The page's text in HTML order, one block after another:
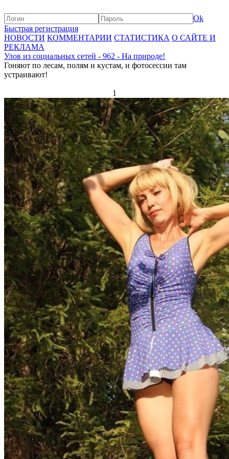
Ok
Быстрая регистрация
НОВОСТИ КОММЕНТАРИИ СТАТИСТИКА О САЙТЕ И
РЕКЛАМА
Улов из социальных сетей - 962 - На природе!
Гоняют по лесам, полям и кустам, и фотосессии там
устраивают!
1